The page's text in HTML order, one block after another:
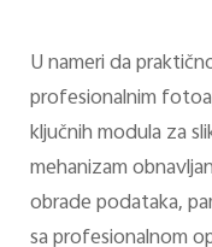
U nameri da
profesionalnim
ključnih modula za
mehanizam
obrade podataka,
sa profesionalnom